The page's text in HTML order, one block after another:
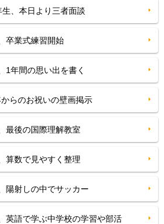
、本日より三者面談
卒業式練習開始
1年間の思い出を書く
らのお祝いの壁画掲示
最後の国際理解教室
算数で見やすく整理
陽射しの中でサッカー
英語で学ぶ中学校の学習や部活